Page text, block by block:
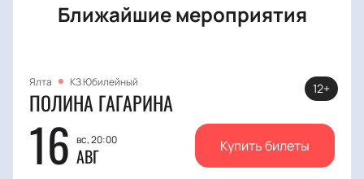
Ближайшие мероприятия
Ялта КЗ Юбилейный
ПОЛИНА ГАГАРИНА
16 вс, 20:00
АВГ
12+
Купить билеты